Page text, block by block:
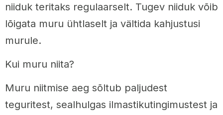
niiduk teritaks regulaarselt. Tugev niiduk võib
lõigata muru ühtlaselt ja vältida kahjustusi
murule.
Kui muru niita?
Muru niitmise aeg sõltub paljudest
teguritest, sealhulgas ilmastikutingimustest ja